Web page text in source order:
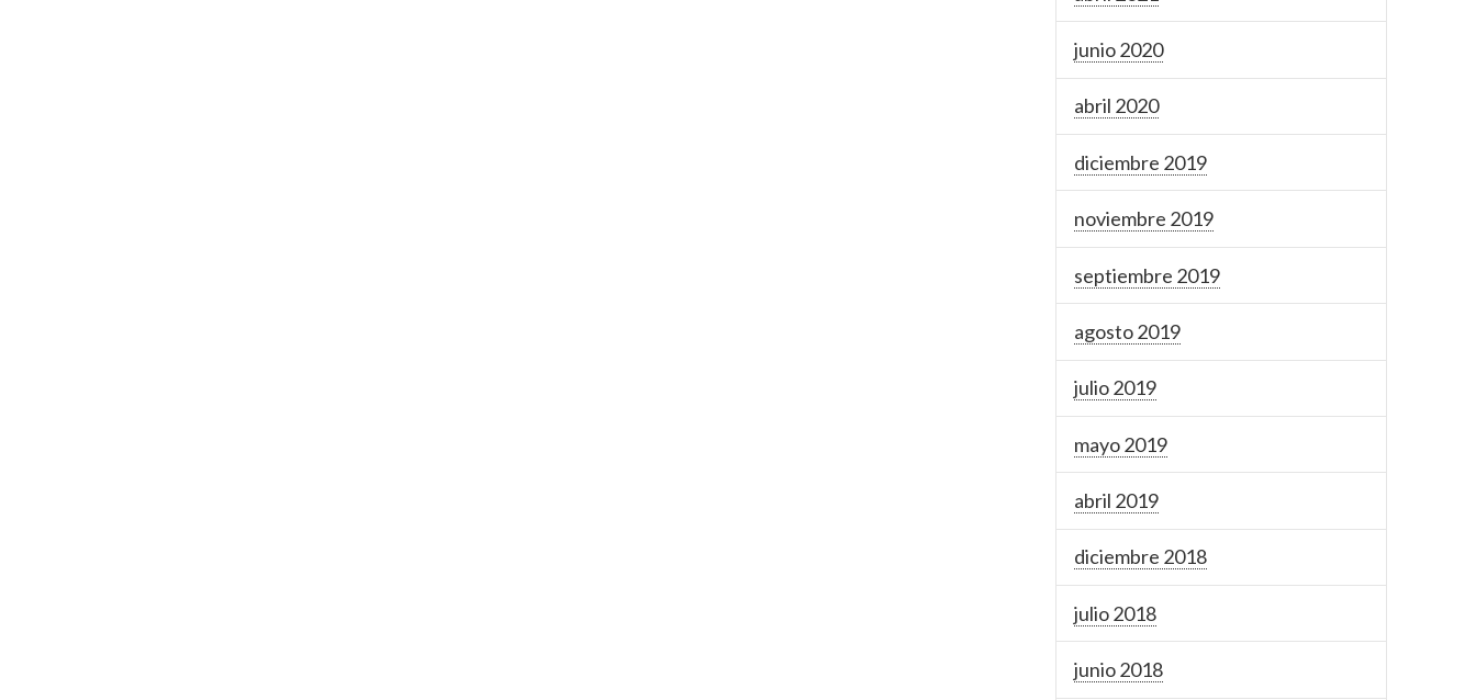
junio 2020
abril 2020
diciembre 2019
noviembre 2019
septiembre 2019
agosto 2019
julio 2019
mayo 2019
abril 2019
diciembre 2018
julio 2018
junio 2018